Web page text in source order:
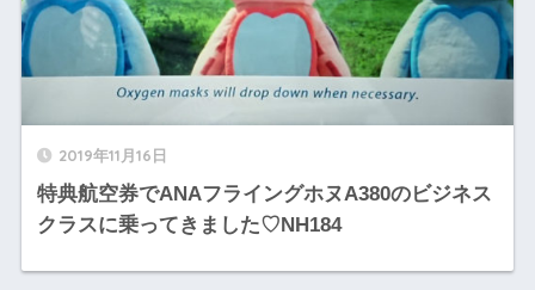
2019年11月16日
特典航空券でANAフライングホヌA380のビジネス
クラスに乗ってきました♡NH184